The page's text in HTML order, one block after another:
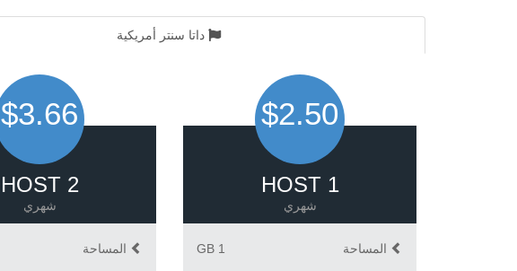
داتا سنتر أمريكية
$2.50
HOST 1
شهري
المساحة 1 GB
$3.66
HOST 2
شهري
المساحة